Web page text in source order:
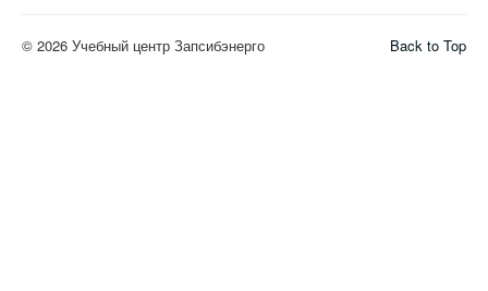
Back to Top
© 2026 Учебный центр Запсибэнерго